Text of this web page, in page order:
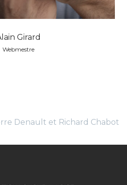
Girard
Webmestre
Denault et Richard Chabot